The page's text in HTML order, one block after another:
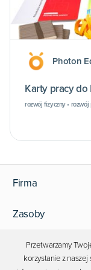
Photon
Karty pracy do
rozwój fizyczny • rozwój
Firma
Zasoby
Wsparcie
Przetwarzamy
korzystanie z